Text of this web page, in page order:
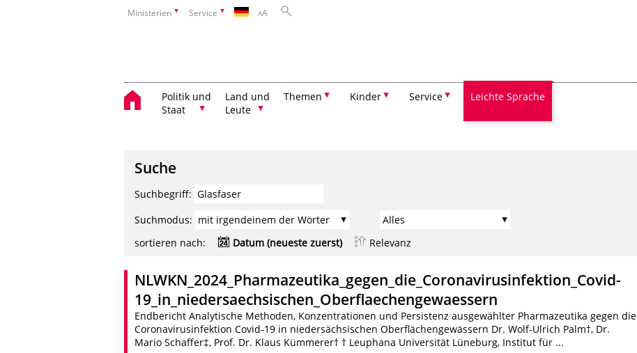
Ministerien Service AA
Politik und
Staat
Land und
Leute
Themen Kinder Service Leichte Sprache
Suche
Suchbegriff:
Suchmodus:
sortieren nach:
Datum (neueste zuerst) Relevanz
NLWKN_2024_Pharmazeutika_gegen_die_Coronavirusinfektion_Covid-
19_in_niedersaechsischen_Oberflaechengewaessern
Endbericht Analytische Methoden, Konzentrationen und Persistenz ausgewählter Pharmazeutika gegen die
Coronavirusinfektion Covid-19 in niedersächsischen Oberflächengewässern Dr. Wolf-Ulrich Palm†, Dr.
Mario Schaffer‡, Prof. Dr. Klaus Kümmerer† † Leuphana Universität Lüneburg, Institut für ...